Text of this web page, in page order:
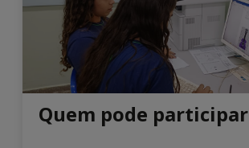
Quem pode participar